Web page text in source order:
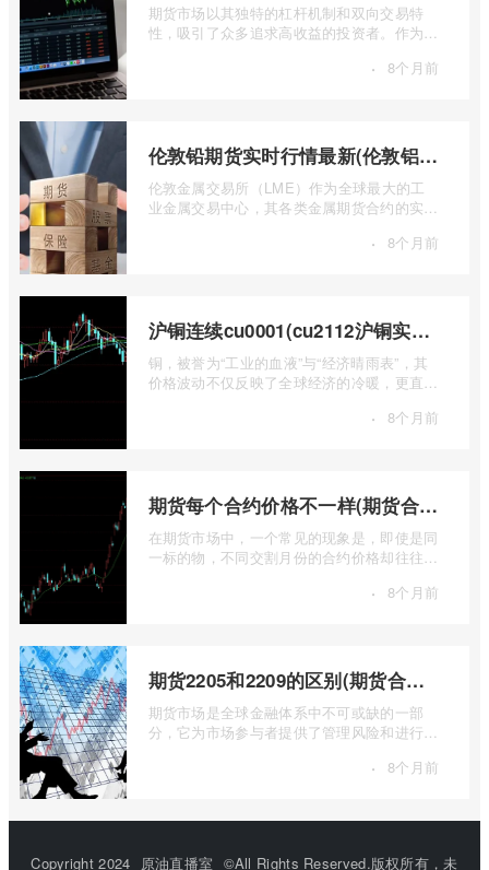
期货市场以其独特的杠杆机制和双向交易特
性，吸引了众多追求高收益的投资者。作为中
· 8个月前
伦敦铅期货实时行情最新(伦敦铝锡期货实时行情)
伦敦金属交易所（LME）作为全球最大的工
业金属交易中心，其各类金属期货合约的实时
· 8个月前
沪铜连续cu0001(cu2112沪铜实时行情)
铜，被誉为“工业的血液”与“经济晴雨表”，其
价格波动不仅反映了全球经济的冷暖，更直接
· 8个月前
期货每个合约价格不一样(期货合约之间的价格差)
在期货市场中，一个常见的现象是，即使是同
一标的物，不同交割月份的合约价格却往往不
· 8个月前
期货2205和2209的区别(期货合约2205什么意思)
期货市场是全球金融体系中不可或缺的一部
分，它为市场参与者提供了管理风险和进行价
· 8个月前
Copyright 2024 原油直播室 ©All Rights Reserved.版权所有，未